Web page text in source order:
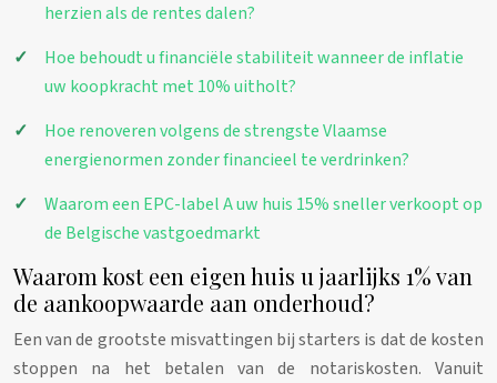
herzien als de rentes dalen?
Hoe behoudt u financiële stabiliteit wanneer de inflatie
uw koopkracht met 10% uitholt?
Hoe renoveren volgens de strengste Vlaamse
energienormen zonder financieel te verdrinken?
Waarom een EPC-label A uw huis 15% sneller verkoopt op
de Belgische vastgoedmarkt
Waarom kost een eigen huis u jaarlijks 1% van
de aankoopwaarde aan onderhoud?
Een van de grootste misvattingen bij starters is dat de kosten
stoppen na het betalen van de notariskosten. Vanuit